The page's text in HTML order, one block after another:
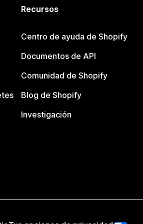
Recursos
Centro de ayuda de Shopify
Documentos de API
Comunidad de Shopify
Blog de Shopify
Investigación